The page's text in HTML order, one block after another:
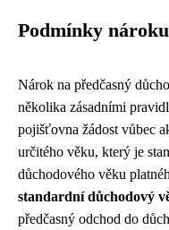
Podmínky
Nárok na předčasný
několika zásadními
pojišťovna žádost vůbec
určitého věku, který je
důchodového věku
standardní důchodový
předčasný odchod do